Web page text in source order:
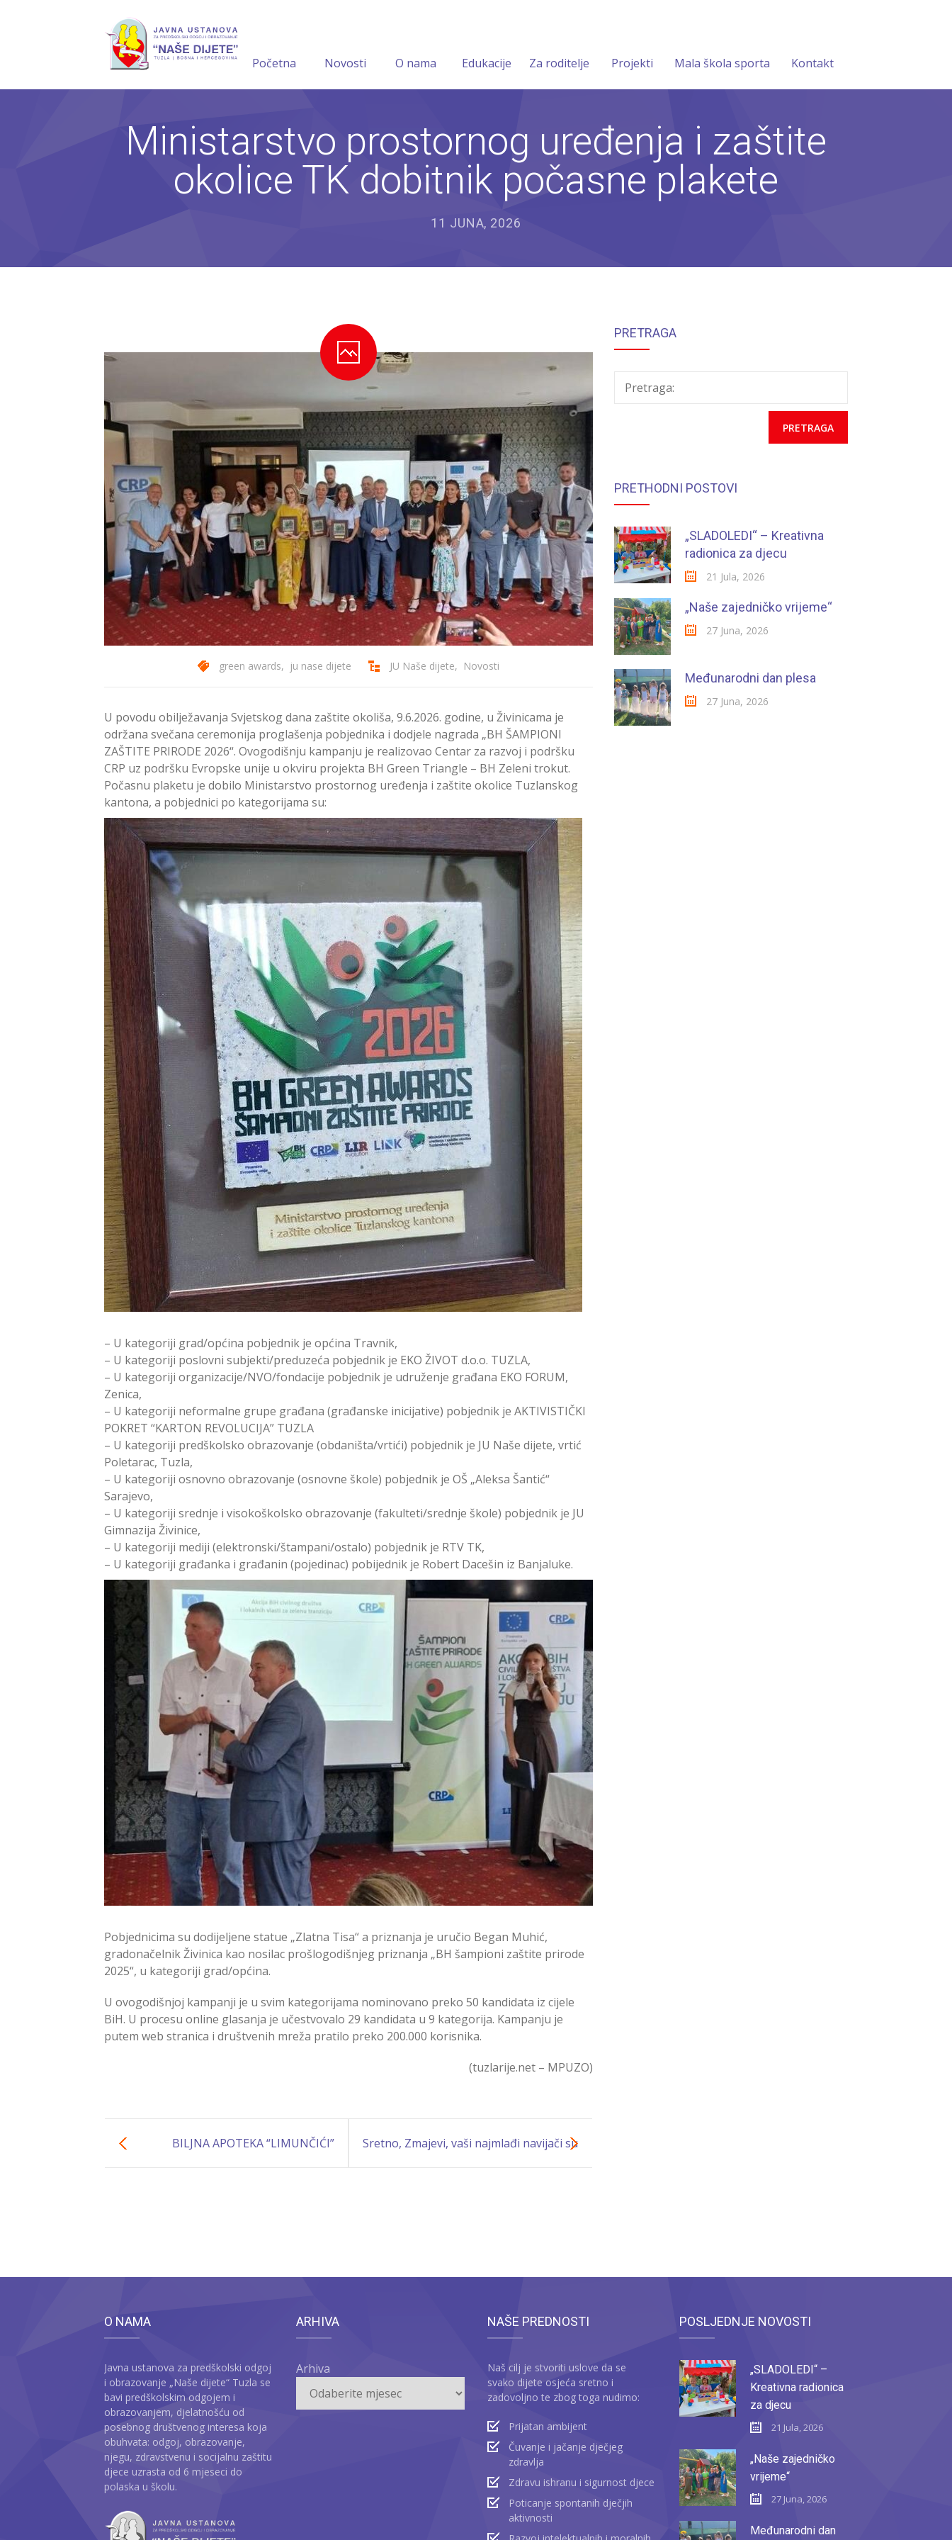
Početna Novosti O nama Edukacije Za roditelje Projekti Mala škola sporta Kontakt
Ministarstvo prostornog uređenja i zaštite
okolice TK dobitnik počasne plakete
11 JUNA, 2026
green awards, ju nase dijete JU Naše dijete, Novosti
U povodu obilježavanja Svjetskog dana zaštite okoliša, 9.6.2026. godine, u Živinicama je
održana svečana ceremonija proglašenja pobjednika i dodjele nagrada „BH ŠAMPIONI
ZAŠTITE PRIRODE 2026“. Ovogodišnju kampanju je realizovao Centar za razvoj i podršku
CRP uz podršku Evropske unije u okviru projekta BH Green Triangle – BH Zeleni trokut.
Počasnu plaketu je dobilo Ministarstvo prostornog uređenja i zaštite okolice Tuzlanskog
kantona, a pobjednici po kategorijama su:
– U kategoriji grad/općina pobjednik je općina Travnik,
– U kategoriji poslovni subjekti/preduzeća pobjednik je EKO ŽIVOT d.o.o. TUZLA,
– U kategoriji organizacije/NVO/fondacije pobjednik je udruženje građana EKO FORUM,
Zenica,
– U kategoriji neformalne grupe građana (građanske inicijative) pobjednik je AKTIVISTIČKI
POKRET “KARTON REVOLUCIJA” TUZLA
– U kategoriji predškolsko obrazovanje (obdaništa/vrtići) pobjednik je JU Naše dijete, vrtić
Poletarac, Tuzla,
– U kategoriji osnovno obrazovanje (osnovne škole) pobjednik je OŠ „Aleksa Šantić“
Sarajevo,
– U kategoriji srednje i visokoškolsko obrazovanje (fakulteti/srednje škole) pobjednik je JU
Gimnazija Živinice,
– U kategoriji mediji (elektronski/štampani/ostalo) pobjednik je RTV TK,
– U kategoriji građanka i građanin (pojedinac) pobijednik je Robert Dacešin iz Banjaluke.
Pobjednicima su dodijeljene statue „Zlatna Tisa“ a priznanja je uručio Began Muhić,
gradonačelnik Živinica kao nosilac prošlogodišnjeg priznanja „BH šampioni zaštite prirode
2025“, u kategoriji grad/općina.
U ovogodišnjoj kampanji je u svim kategorijama nominovano preko 50 kandidata iz cijele
BiH. U procesu online glasanja je učestvovalo 29 kandidata u 9 kategorija. Kampanju je
putem web stranica i društvenih mreža pratilo preko 200.000 korisnika.
(tuzlarije.net – MPUZO)
BILJNA APOTEKA “LIMUNČIĆI” Sretno, Zmajevi, vaši najmlađi navijači su
PRETRAGA
Pretraga:
PRETHODNI POSTOVI
„SLADOLEDI“ – Kreativna
radionica za djecu
21 Jula, 2026
„Naše zajedničko vrijeme“
27 Juna, 2026
Međunarodni dan plesa
27 Juna, 2026
O NAMA
Javna ustanova za predškolski odgoj
i obrazovanje „Naše dijete“ Tuzla se
bavi predškolskim odgojem i
obrazovanjem, djelatnošću od
posebnog društvenog interesa koja
obuhvata: odgoj, obrazovanje,
njegu, zdravstvenu i socijalnu zaštitu
djece uzrasta od 6 mjeseci do
polaska u školu.
ARHIVA
Arhiva
NAŠE PREDNOSTI
Naš cilj je stvoriti uslove da se
svako dijete osjeća sretno i
zadovoljno te zbog toga nudimo:
Prijatan ambijent
Čuvanje i jačanje dječjeg
zdravlja
Zdravu ishranu i sigurnost djece
Poticanje spontanih dječjih
aktivnosti
POSLJEDNJE NOVOSTI
„SLADOLEDI“ –
Kreativna radionica
za djecu
21 Jula, 2026
„Naše zajedničko
vrijeme“
27 Juna, 2026
Međunarodni dan